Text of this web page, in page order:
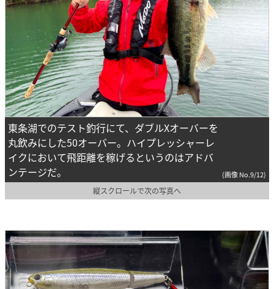
東条湖でのテスト釣行にて、ダブルXオーバーを
丸飲みにした50オーバー。ハイプレッシャーレ
イクにおいて飛距離を稼げるというのはアドバ
ンテージだ。
(画像 No.9/12)
縦スクロールで次の写真へ